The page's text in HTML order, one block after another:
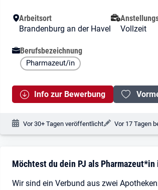
Besondere Merkmale
Arbeitsort
Brandenburg an der Havel
Vollzeit
Berufsbezeichnung
Pharmazeut/in
Info zur Bewerbung
Veröffentlichungsdatum:
Vor 30+ Tagen veröffentlicht Vor 17 Tagen
Stellenbeschreibung
Möchtest du dein PJ als
Wir sind ein Verbund aus zwei